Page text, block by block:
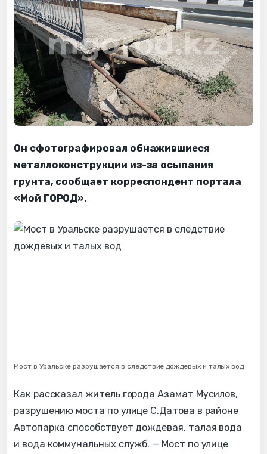
Он сфотографировал обнажившиеся
металлоконструкции из-за осыпания
грунта, сообщает корреспондент портала
«Мой ГОРОД».
Мост в Уральске разрушается в следствие дождевых и талых вод
Как рассказал житель города Азамат Мусилов,
разрушению моста по улице С.Датова в районе
Автопарка способствует дождевая, талая вода
и вода коммунальных служб. — Мост по улице